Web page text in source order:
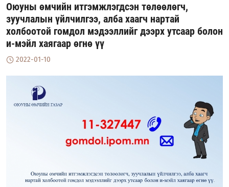
Оюуны өмчийн итгэмжлэгдсэн төлөөлөгч,
зуучлалын үйлчилгээ, алба хаагч нартай
холбоотой гомдол мэдээллийг дээрх утсаар болон
и-мэйл хаягаар өгнө үү
2022-01-10